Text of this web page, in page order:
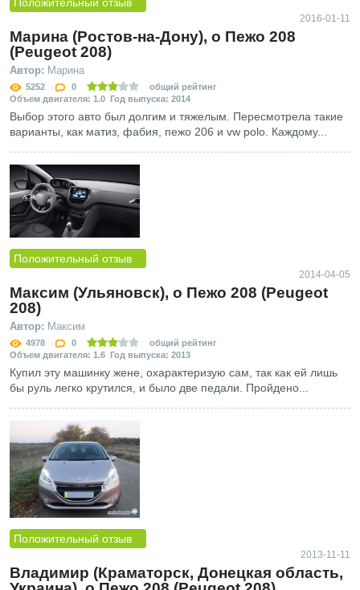
2016-01-11
Марина (Ростов-на-Дону), о Пежо 208
(Peugeot 208)
Автор: Марина
5252 0
общий рейтинг
Объем двигателя: 1.0 Год выпуска: 2014
Выбор этого авто был долгим и тяжелым. Пересмотрела такие
варианты, как матиз, фабия, пежо 206 и vw polo. Каждому...
Положительный отзыв
2014-04-05
Максим (Ульяновск), о Пежо 208 (Peugeot
208)
Автор: Максим
4978 0
общий рейтинг
Объем двигателя: 1.6 Год выпуска: 2013
Купил эту машинку жене, охарактеризую сам, так как ей лишь
бы руль легко крутился, и было две педали. Пройдено...
Положительный отзыв
2013-11-11
Владимир (Краматорск, Донецкая область,